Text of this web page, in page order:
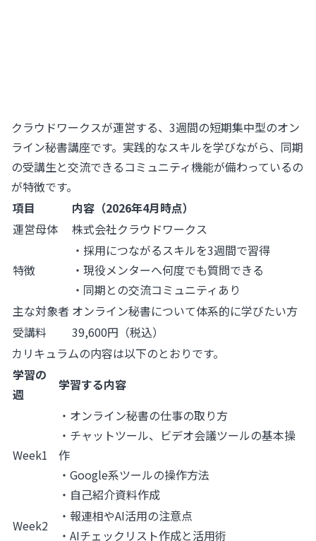
クラウドワークスが運営する、3週間の短期集中型のオン
ライン秘書講座です。実践的なスキルを学びながら、同期
の受講生と交流できるコミュニティ機能が備わっているの
が特徴です。
項目
内容（2026年4月時点）
運営母体
株式会社クラウドワークス
特徴
・採用につながるスキルを3週間で習得
・現役メンターへ何度でも質問できる
・同期との交流コミュニティあり
主な対象者 オンライン秘書について体系的に学びたい方
受講料
39,600円（税込）
カリキュラムの内容は以下のとおりです。
学習の
週
学習する内容
Week1
・オンライン秘書の仕事の取り方
・チャットツール、ビデオ会議ツールの基本操
作
・Google系ツールの操作方法
・自己紹介資料作成
Week2
・報連相やAI活用の注意点
・AIチェックリスト作成と活用術